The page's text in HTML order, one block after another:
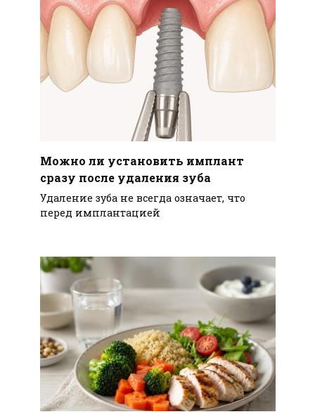
Можно ли установить имплант
сразу после удаления зуба
Удаление зуба не всегда означает, что
перед имплантацией